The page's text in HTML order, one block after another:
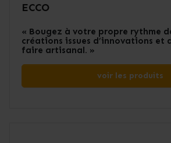
ECCO
« Bougez à votre propre rythme
créations issues d’innovations et
faire artisanal. »
voir les produits